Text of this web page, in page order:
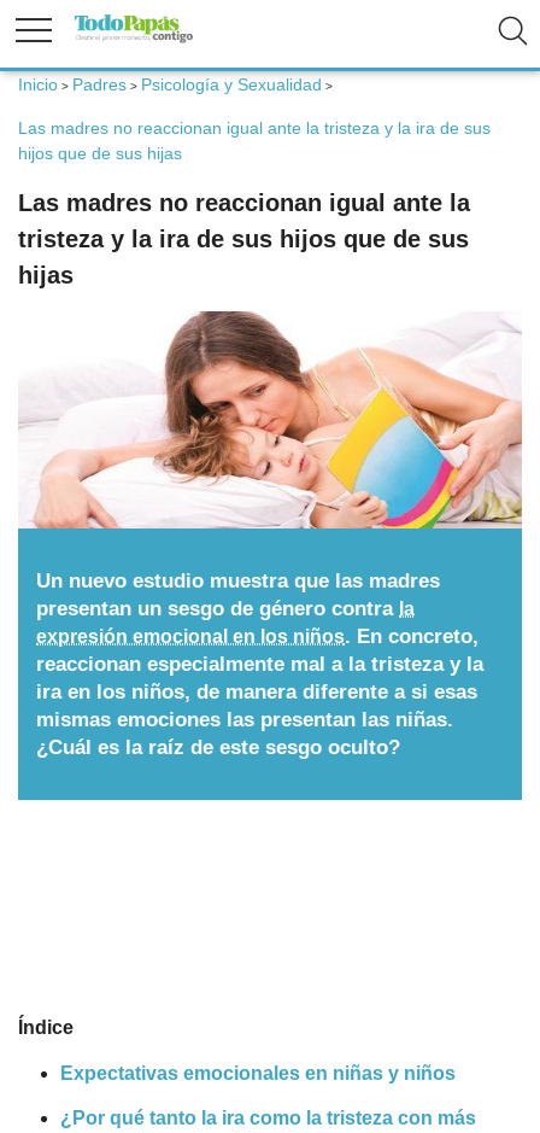
Bebé
Padres
Calculadoras
Nombres
Cuentos
Inicio > Padres > Psicología y Sexualidad >
Las madres no reaccionan igual ante la tristeza y la ira de sus
hijos que de sus hijas
Las madres no reaccionan igual ante la
tristeza y la ira de sus hijos que de sus
hijas
Un nuevo estudio muestra que las madres
presentan un sesgo de género contra la
expresión emocional en los niños. En concreto,
reaccionan especialmente mal a la tristeza y la
ira en los niños, de manera diferente a si esas
mismas emociones las presentan las niñas.
¿Cuál es la raíz de este sesgo oculto?
Índice
Expectativas emocionales en niñas y niños
¿Por qué tanto la ira como la tristeza con más